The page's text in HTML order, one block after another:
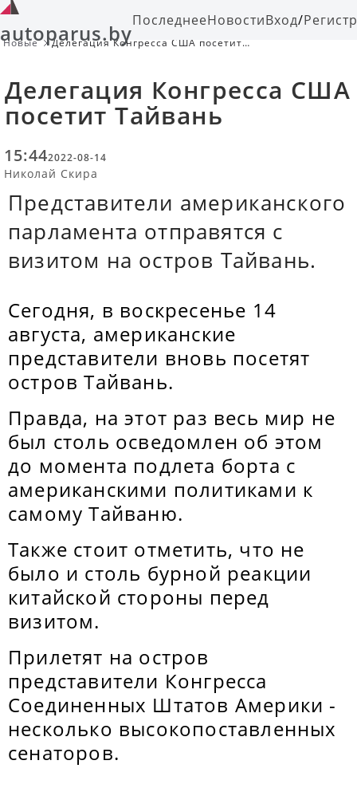
autoparus.byПоследнееНовостиВход/
Новые
Делегация Конгресса США посетит
Делегация Конгресса США
посетит Тайвань
15:442022-08-14
Николай Скира
Представители американского
парламента отправятся с
визитом на остров Тайвань.
Сегодня, в воскресенье 14
августа, американские
представители вновь посетят
остров Тайвань.
Правда, на этот раз весь мир не
был столь осведомлен об этом
до момента подлета борта с
американскими политиками к
самому Тайваню.
Также стоит отметить, что не
было и столь бурной реакции
китайской стороны перед
визитом.
Прилетят на остров
представители Конгресса
Соединенных Штатов Америки -
несколько высокопоставленных
сенаторов.